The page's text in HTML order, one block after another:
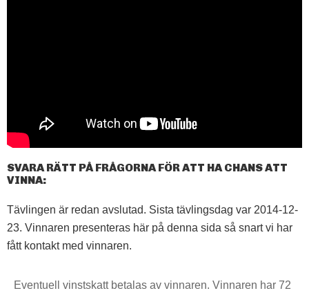
SVARA RÄTT PÅ FRÅGORNA FÖR ATT HA CHANS ATT
VINNA:
Tävlingen är redan avslutad. Sista tävlingsdag var 2014-12-
23. Vinnaren presenteras här på denna sida så snart vi har
fått kontakt med vinnaren.
Eventuell vinstskatt betalas av vinnaren. Vinnaren har 72